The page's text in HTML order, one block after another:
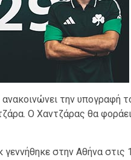
την υπογραφή
Ο Χαντζάρας θα
στην Αθήνα στις